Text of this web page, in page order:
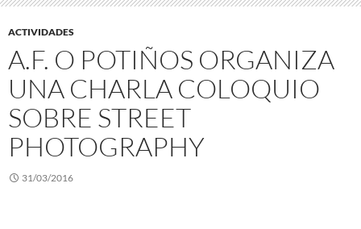
ACTIVIDADES
A.F. O POTIÑOS ORGANIZA
UNA CHARLA COLOQUIO
SOBRE STREET
PHOTOGRAPHY
31/03/2016